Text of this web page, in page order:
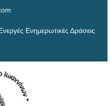
Ενημερωτικές Δράσεις